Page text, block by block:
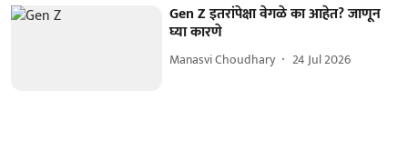
Gen Z इतरांपेक्षा वेगळे का आहेत? जाणून
घ्या कारणे
Manasvi Choudhary 24 Jul 2026